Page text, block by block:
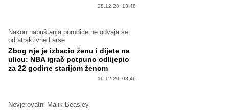
28.12.20. 13:48
Nakon napuštanja porodice ne odvaja se
od atraktivne Larse
Zbog nje je izbacio ženu i dijete na
ulicu: NBA igrač potpuno odlijepio
za 22 godine starijom ženom
16.12.20. 08:46
Nevjerovatni Malik Beasley